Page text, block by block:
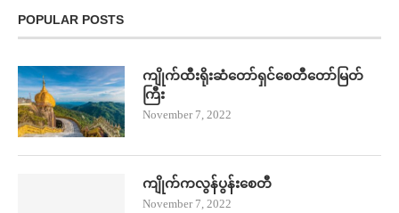
POPULAR POSTS
ကျိုက်ထီးရိုးဆံတော်ရှင်စေတီတော်မြတ်
ကြီး
November 7, 2022
ကျိုက်ကလွန်ပွန်းစေတီ
November 7, 2022